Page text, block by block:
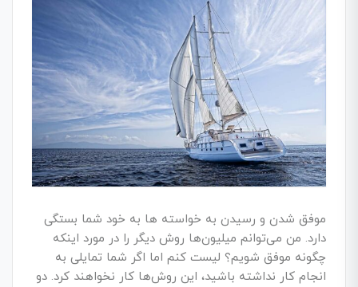
موفق شدن و رسیدن به خواسته‌ ها به خود شما بستگی
دارد. من می­‌توانم میلیون­‌ها روش دیگر را در مورد اینکه
چگونه موفق شویم؟ لیست کنم اما اگر شما تمایلی به
انجام کار نداشته باشید، این روش‌­ها کار نخواهند کرد. دو